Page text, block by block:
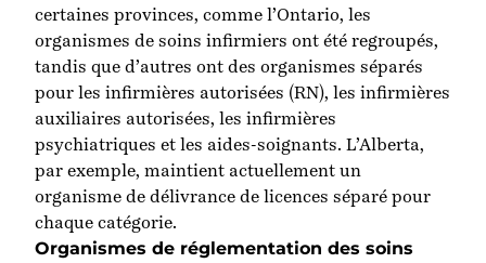
certaines provinces, comme l’Ontario, les
organismes de soins infirmiers ont été regroupés,
tandis que d’autres ont des organismes séparés
pour les infirmières autorisées (RN), les infirmières
auxiliaires autorisées, les infirmières
psychiatriques et les aides-soignants. L’Alberta,
par exemple, maintient actuellement un
organisme de délivrance de licences séparé pour
chaque catégorie.
Organismes de réglementation des soins